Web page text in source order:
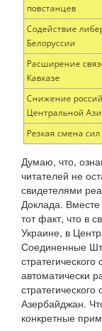
Думаю, что,
читателей не
свидетелями
Доклада.
тот факт, что в
Украине, в
Соединенные
автоматически
Азербайджан.
конкретные